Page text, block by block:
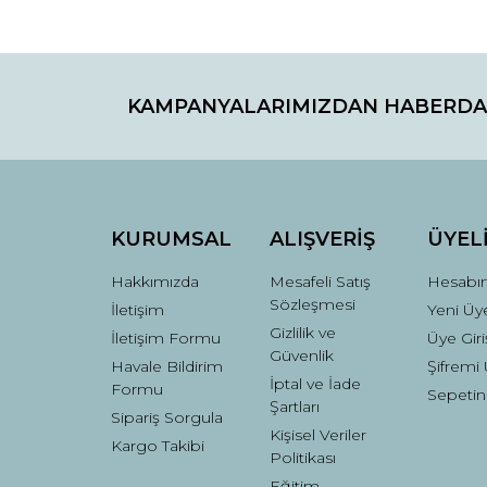
Görüş ve önerileriniz için teşekkür ederiz.
Ürün resmi kalitesiz, bozuk veya
Bu ürüne benzer farklı alternatifler olmalı.
KAMPANYALARIMIZDAN
KURUMSAL
Hakkımızda
İletişim
İletişim Formu
Havale Bildirim
Formu
Sipariş Sorgula
Kargo Takibi
ALIŞVERİŞ
Mesafeli Satış
Sözleşmesi
Gizlilik ve
Güvenlik
İptal ve İade
Şartları
Kişisel Veriler
Politikası
Yeni
Üye
Şifremi